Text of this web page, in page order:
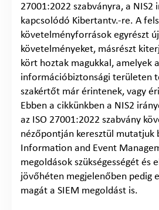
27001:2022 szabványra, a NIS2
kapcsolódó Kibertantv.-re. A
követelményforrások egyrészt
követelményeket, másrészt
kört hoztak magukkal, amelyek
információbiztonsági területen
szakértőt már érintenek, vagy
Ebben a cikkünkben a NIS2
az ISO 27001:2022 szabvány
nézőpontján keresztül mutatjuk
Information and Event
megoldások szükségességét és
jövőhéten megjelenőben pedig
magát a SIEM megoldást is.